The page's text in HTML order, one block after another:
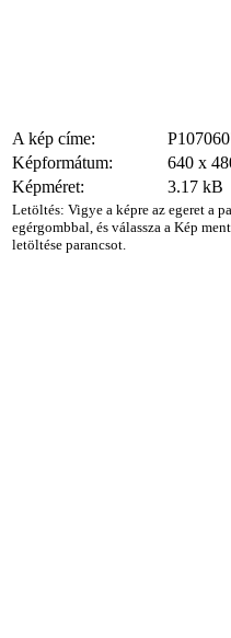
A kép címe:
Képformátum:
640 x
Képméret:
3.17 kB
Letöltés: Vigye a képre az egeret a
egérgombbal, és válassza a Kép
letöltése parancsot.